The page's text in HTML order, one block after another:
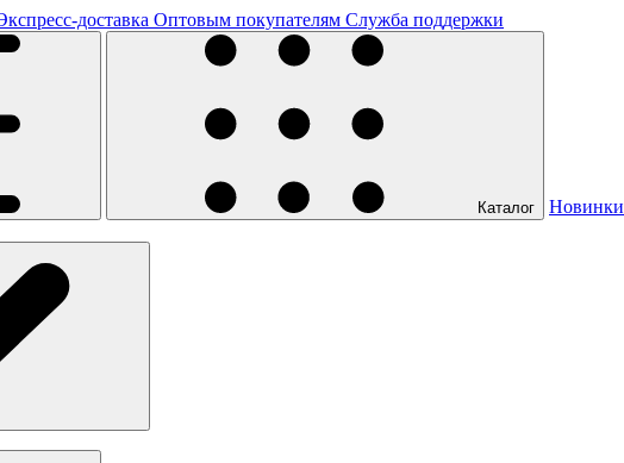
доставка Оптовым покупателям Служба поддержки
Каталог Новинки